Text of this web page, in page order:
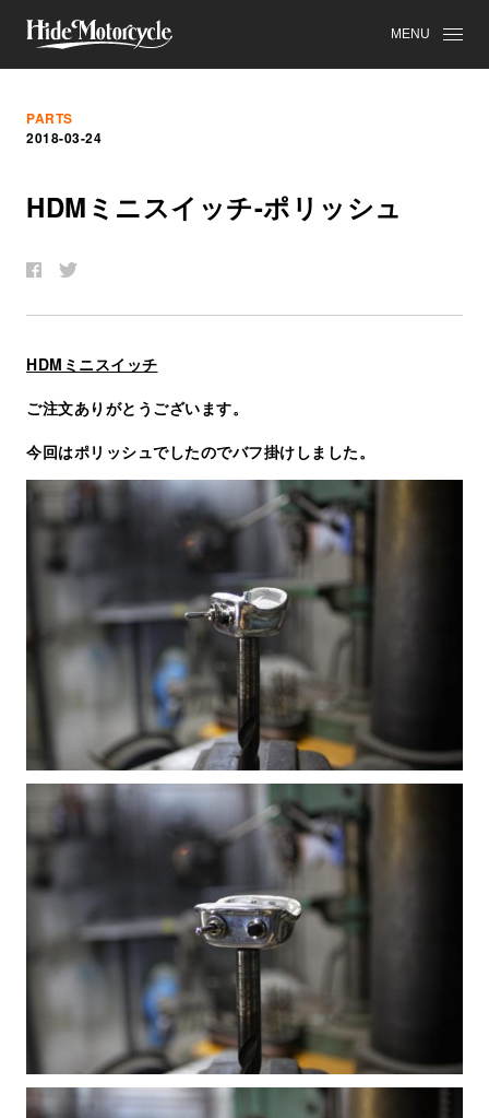
MENU
PARTS
2018-03-24
HDM ミ ニスイ ッチ-ポ リ ッ シュ
HDMミニスイッチ
ご注文ありがとうございます。
今回はポリッシュでしたのでバフ掛けしました。